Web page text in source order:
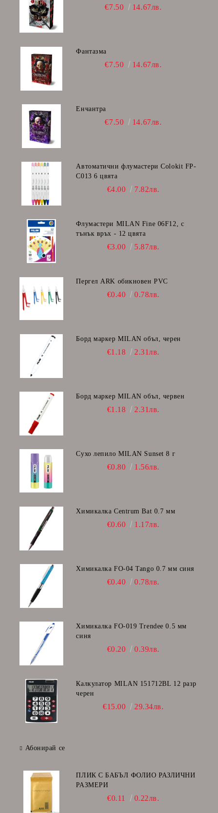
€7.50 14.67лв.
Фантазма
€7.50 14.67лв.
Енчантра
€7.50 14.67лв.
Автоматични флумастери Colokit FP-
C013 6 цвята
€4.00 7.82лв.
Флумастери MILAN Fine 06F12, с
тънък връх - 12 цвята
€3.00 5.87лв.
Пергел ARK обикновен PVC
€0.40 0.78лв.
Борд маркер MILAN объл, черен
€1.18 2.31лв.
Борд маркер MILAN объл, червен
€1.18 2.31лв.
Сухо лепило MILAN Sunset 8 г
€0.80 1.56лв.
Химикалка Centrum Bat 0.7 мм
€0.60 1.17лв.
Химикалка FO-04 Tango 0.7 мм синя
€0.40 0.78лв.
Химикалка FO-019 Trendee 0.5 мм
синя
€0.20 0.39лв.
Калкулатор MILAN 151712BL 12 разр
черен
€15.00 29.34лв.
Абонирай се
ПЛИК С БАБЪЛ ФОЛИО РАЗЛИЧНИ
РАЗМЕРИ
€0.11 0.22лв.